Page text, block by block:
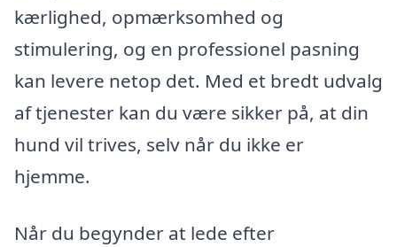
kærlighed, opmærksomhed og
stimulering, og en professionel pasning
kan levere netop det. Med et bredt udvalg
af tjenester kan du være sikker på, at din
hund vil trives, selv når du ikke er
hjemme.
Når du begynder at lede efter